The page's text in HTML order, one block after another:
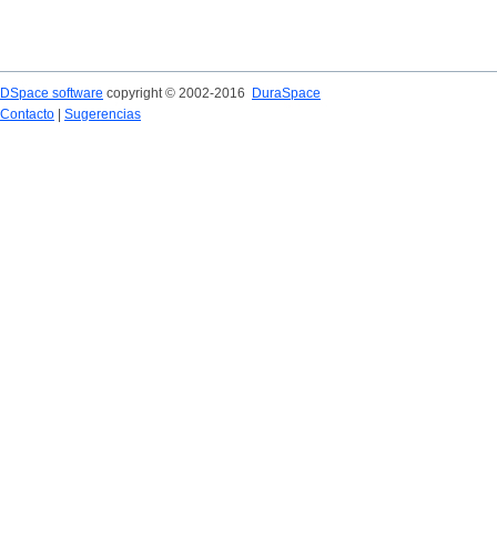
DSpace software copyright © 2002-2016
DuraSpace
Contacto
Sugerencias